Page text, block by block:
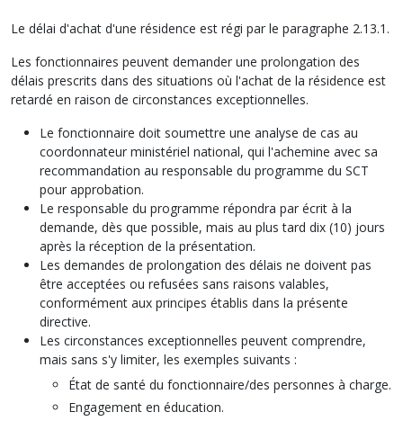
Le délai d'achat d'une résidence est régi par le paragraphe 2.13.1.
Les fonctionnaires peuvent demander une prolongation des
délais prescrits dans des situations où l'achat de la résidence est
retardé en raison de circonstances exceptionnelles.
Le fonctionnaire doit soumettre une analyse de cas au
coordonnateur ministériel national, qui l'achemine avec sa
recommandation au responsable du programme du SCT
pour approbation.
Le responsable du programme répondra par écrit à la
demande, dès que possible, mais au plus tard dix (10) jours
après la réception de la présentation.
Les demandes de prolongation des délais ne doivent pas
être acceptées ou refusées sans raisons valables,
conformément aux principes établis dans la présente
directive.
Les circonstances exceptionnelles peuvent comprendre,
mais sans s'y limiter, les exemples suivants :
État de santé du fonctionnaire/des personnes à charge.
Engagement en éducation.